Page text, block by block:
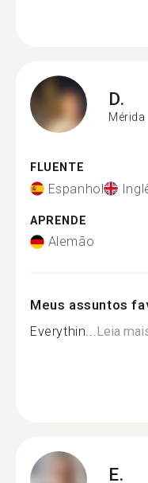
D.
Mérida
FLUENTE
Espanhol
APRENDE
Alemão
Meus assuntos
Everythin...Leia
E.